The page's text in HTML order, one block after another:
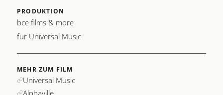
PRODUKTION
bce films & more
für Universal Music
MEHR ZUM FILM
Universal Music